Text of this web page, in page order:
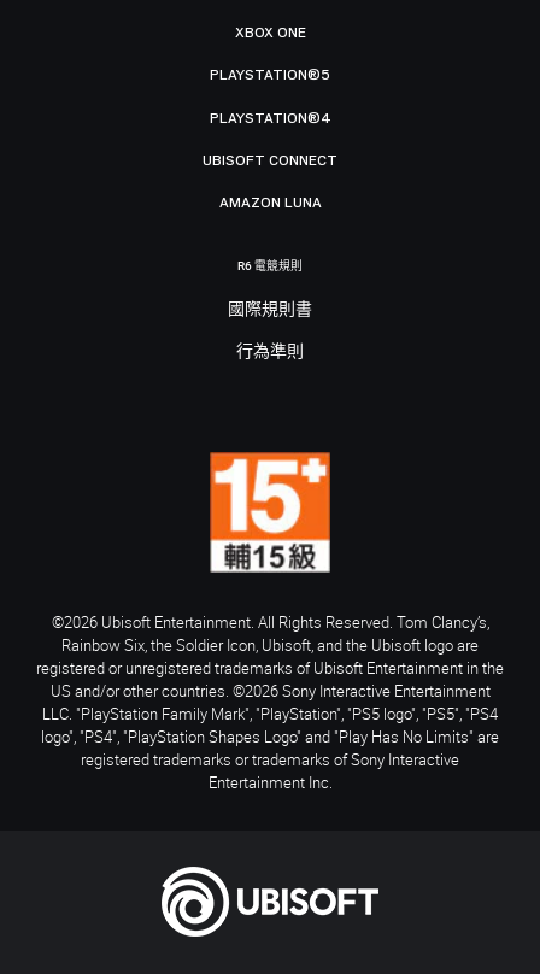
XBOX ONE
PLAYSTATION®5
PLAYSTATION®4
UBISOFT CONNECT
AMAZON LUNA
R6 電競規則
國際規則書
行為準則
©2026 Ubisoft Entertainment. All Rights Reserved. Tom Clancy’s,
Rainbow Six, the Soldier Icon, Ubisoft, and the Ubisoft logo are
registered or unregistered trademarks of Ubisoft Entertainment in the
US and/or other countries. ©2026 Sony Interactive Entertainment
LLC. "PlayStation Family Mark", "PlayStation", "PS5 logo", "PS5", "PS4
logo", "PS4", "PlayStation Shapes Logo" and "Play Has No Limits" are
registered trademarks or trademarks of Sony Interactive
Entertainment Inc.